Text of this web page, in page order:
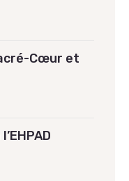
Cœur et